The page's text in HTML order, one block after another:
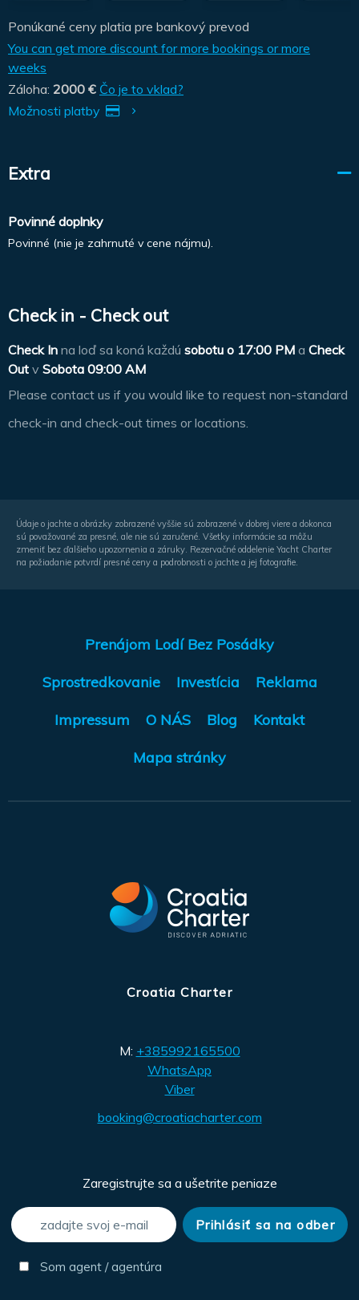
Ponúkané ceny platia pre bankový prevod
You can get more discount for more bookings or more
weeks
Záloha: 2000 € Čo je to vklad?
Možnosti platby
Extra
Povinné doplnky
Povinné (nie je zahrnuté v cene nájmu).
Check in - Check out
Check In na loď sa koná každú sobotu o 17:00 PM a Check
Out v Sobota 09:00 AM
Please contact us if you would like to request non-standard
check-in and check-out times or locations.
Údaje o jachte a obrázky zobrazené vyššie sú zobrazené v dobrej viere a dokonca
sú považované za presné, ale nie sú zaručené. Všetky informácie sa môžu
zmeniť bez ďalšieho upozornenia a záruky. Rezervačné oddelenie Yacht Charter
na požiadanie potvrdí presné ceny a podrobnosti o jachte a jej fotografie.
Prenájom Lodí Bez Posádky
Sprostredkovanie Investícia Reklama
Impressum O NÁS Blog Kontakt
Mapa stránky
Croatia Charter
M: +385992165500
WhatsApp
Viber
booking@croatiacharter.com
Zaregistrujte sa a ušetrite peniaze
Som agent / agentúra